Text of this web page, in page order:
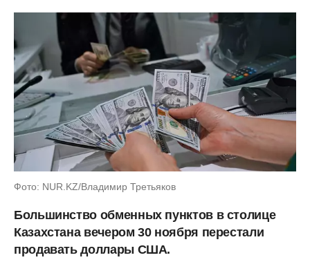
Фото: NUR.KZ/Владимир Третьяков
Большинство обменных пунктов в столице
Казахстана вечером 30 ноября перестали
продавать доллары США.